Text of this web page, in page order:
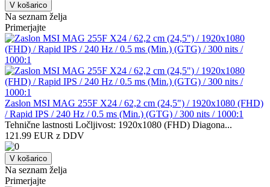
V košarico
Na seznam želja
Primerjajte
Zaslon MSI MAG 255F X24 / 62,2 cm (24,5") / 1920x1080 (FHD)
/ Rapid IPS / 240 Hz / 0.5 ms (Min.) (GTG) / 300 nits / 1000:1
Tehnične lastnosti Ločljivost: 1920x1080 (FHD) Diagona...
121.99 EUR z DDV
V košarico
Na seznam želja
Primerjajte